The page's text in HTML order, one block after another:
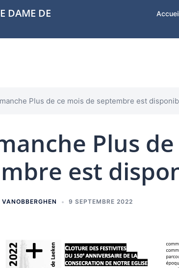
DAME DE
Plus de ce mois de septembre est
Plus
est
9 SEPTEMBRE 2022